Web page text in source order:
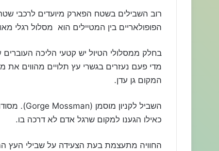
הפופולאריים בין המטיילים הוא מסלול רגלי
בחלק ממסלולי הטיול יש קטעי הליכה
מדי פעם נעזרים בגשרי עץ תלויים מהווים את
המקום גן עדן.
השביל לקניון מוסמן (Mossman
Gorge
).
כאילו הגענו למקום שרגל אדם לא דרכה בו.
החוויה מתעצמת בעת הצעידה על שבילי